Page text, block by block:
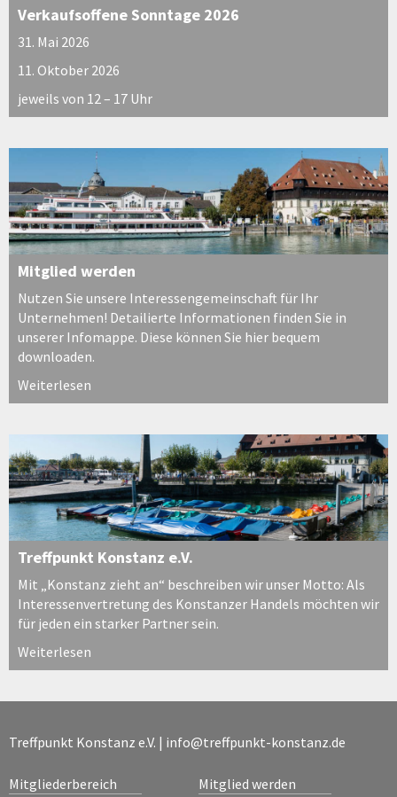
Verkaufsoffene Sonntage 2026
31. Mai 2026
11. Oktober 2026
jeweils von 12 – 17 Uhr
Mitglied werden
Nutzen Sie unsere Interessengemeinschaft für Ihr
Unternehmen! Detailierte Informationen finden Sie in
unserer Infomappe. Diese können Sie hier bequem
downloaden.
Weiterlesen
Treffpunkt Konstanz e.V.
Mit „Konstanz zieht an“ beschreiben wir unser Motto: Als
Interessenvertretung des Konstanzer Handels möchten wir
für jeden ein starker Partner sein.
Weiterlesen
Treffpunkt Konstanz e.V. | info@treffpunkt-konstanz.de
Mitgliederbereich Mitglied werden